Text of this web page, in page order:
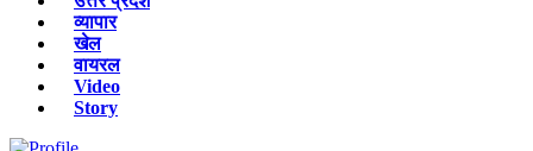
व्यापार
खेल
वायरल
Video
Story